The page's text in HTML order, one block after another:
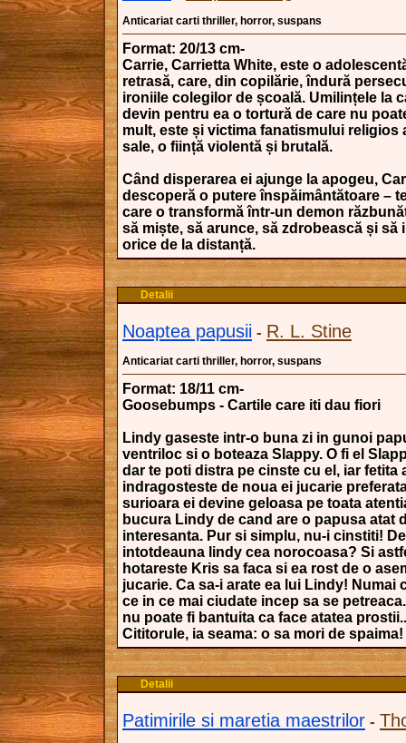
Anticariat carti thriller, horror, suspans
Format: 20/13 cm-
Carrie, Carrietta White, este o
retrasă, care, din copilărie, îndură
ironiile colegilor de școală. Umilințele la
devin pentru ea o tortură de care nu
mult, este și victima fanatismului religios
sale, o ființă violentă și brutală.
Când disperarea ei ajunge la apogeu,
descoperă o putere înspăimântătoare –
care o transformă într-un demon
să miște, să arunce, să zdrobească și să
orice de la distanță.
Detalii
Noaptea papusii - R. L. Stine
Anticariat carti thriller, horror, suspans
Format: 18/11 cm-
Goosebumps - Cartile care iti dau fiori
Lindy gaseste intr-o buna zi in gunoi
ventriloc si o boteaza Slappy. O fi el
dar te poti distra pe cinste cu el, iar fetita
indragosteste de noua ei jucarie
surioara ei devine geloasa pe toata
bucura Lindy de cand are o papusa atat
interesanta. Pur si simplu, nu-i cinstiti!
intotdeauna lindy cea norocoasa? Si
hotareste Kris sa faca si ea rost de o
jucarie. Ca sa-i arate ea lui Lindy! Numai
ce in ce mai ciudate incep sa se
nu poate fi bantuita ca face atatea
Cititorule, ia seama: o sa mori de spaima!
Detalii
Patimirile si maretia maestrilor -